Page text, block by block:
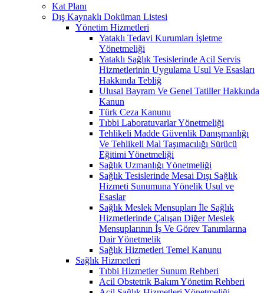
Kat Planı
Dış Kaynaklı Doküman Listesi
Yönetim Hizmetleri
Yataklı Tedavi Kurumları İşletme
Yönetmeliği
Yataklı Sağlık Tesislerinde Acil Servis
Hizmetlerinin Uygulama Usul Ve Esasları
Hakkında Tebliğ
Ulusal Bayram Ve Genel Tatiller Hakkında
Kanun
Türk Ceza Kanunu
Tıbbi Laboratuvarlar Yönetmeliği
Tehlikeli Madde Güvenlik Danışmanlığı
Ve Tehlikeli Mal Taşımacılığı Sürücü
Eğitimi Yönetmeliği
Sağlık Uzmanlığı Yönetmeliği
Sağlık Tesislerinde Mesai Dışı Sağlık
Hizmeti Sunumuna Yönelik Usul ve
Esaslar
Sağlık Meslek Mensupları İle Sağlık
Hizmetlerinde Çalışan Diğer Meslek
Mensuplarının İş Ve Görev Tanımlarına
Dair Yönetmelik
Sağlık Hizmetleri Temel Kanunu
Sağlık Hizmetleri
Tıbbi Hizmetler Sunum Rehberi
Acil Obstetrik Bakım Yönetim Rehberi